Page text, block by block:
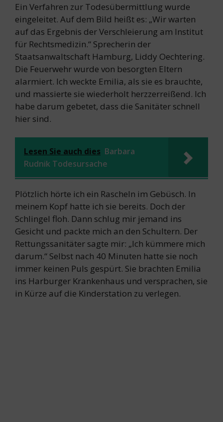
Ein Verfahren zur Todesübermittlung wurde
eingeleitet. Auf dem Bild heißt es: „Wir warten
auf das Ergebnis der Verschleierung am Institut
für Rechtsmedizin.“ Sprecherin der
Staatsanwaltschaft Hamburg, Liddy Oechtering.
Die Feuerwehr wurde von besorgten Eltern
alarmiert. Ich weckte Emilia, als sie es brauchte,
und massierte sie wiederholt herzzerreißend. Ich
habe darum gebetet, dass die Sanitäter schnell
hier sind.
Lesen Sie auch dies Barbara
Rudnik Todesursache
Plötzlich hörte ich ein Rascheln im Gebüsch. In
meinem Kopf hatte ich sie bereits. Doch der
Schlingel floh. Dann schlug mir jemand ins
Gesicht und packte mich an den Schultern. Der
Rettungssanitäter sagte mir: „Ich kümmere mich
darum.“ Selbst nach 40 Minuten hatte sie noch
immer keinen Puls gespürt. Sie brachten Emilia
ins Harburger Krankenhaus und versprachen, sie
in Kürze auf die Kinderstation zu verlegen.